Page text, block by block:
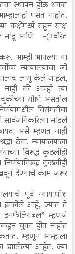
स्थापन होऊ शकत
पसंत नाहीत.
कक्षेमध्ये राहून साक्ष
मांडू आणि -(उर्वरित
करू. आम्ही आपल्या या
न्यायालयाचा जो
लागू केले जाईल,
नाही की आम्ही त्या
गोष्टी असतील
विसंगतीचा
मांडले
असे म्हणत नाही
ठेवा. न्यायालयाला
विरूद्ध कुठलीही
कुठलीही
देण्याचे काम जरूर
पूर्व न्यायाधीश
झालेले आहे, ज्यात ते
इनफेलियबल” म्हणजे
चुका होत नाहीत
म्हणून आम्हाला
झालेल्या आहेत. ज्या